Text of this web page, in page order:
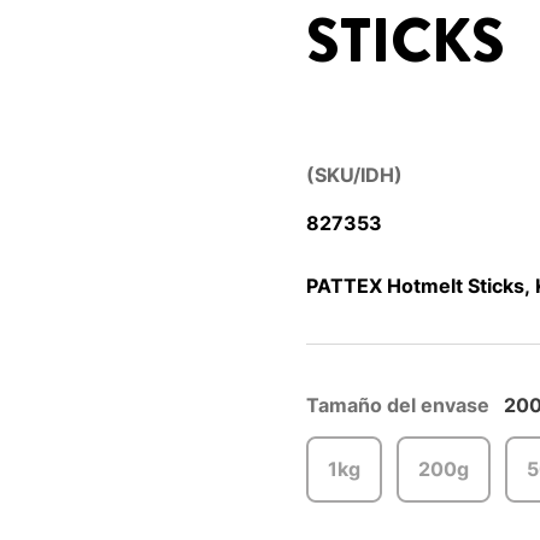
STICKS
(SKU/IDH)
827353
PATTEX Hotmelt Sticks,
Tamaño del envase
1kg 200g